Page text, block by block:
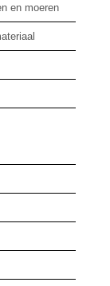
en moeren